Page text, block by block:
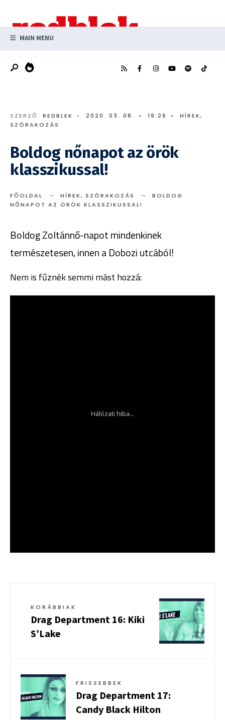
contentMAIN MENU
SZERZŐ: REDBLEK • 2020. 03. 08. • 19:26 • HÍREK,
SZÓRAKOZÁS
Boldog nőnapot az örök
klasszikussal!
FŐOLDAL HÍREK, SZÓRAKOZÁS
BOLDOG
NŐNAPOT AZ ÖRÖK KLASSZIKUSSAL!
Boldog Zoltánnő-napot mindenkinek
természetesen, innen a Dobozi utcából!
Nem is fűznék semmi mást hozzá:
KORÁBBIAK
Drag Department 16: Kiki
S’Lake
FRISSEBBEK
Drag Department 17:
Candy Black Hilton